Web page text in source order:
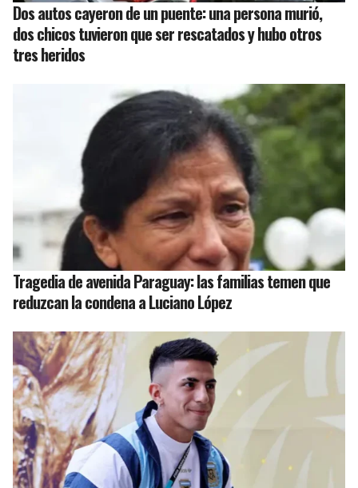
Dos autos cayeron de un puente: una persona murió,
dos chicos tuvieron que ser rescatados y hubo otros
tres heridos
Tragedia de avenida Paraguay: las familias temen que
reduzcan la condena a Luciano López